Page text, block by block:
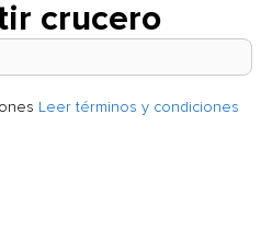
crucero
Leer términos y condiciones